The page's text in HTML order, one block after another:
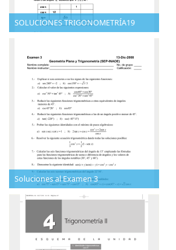
SOLUCIONES TRIGONOMETRÍA19
Soluciones al Examen 3